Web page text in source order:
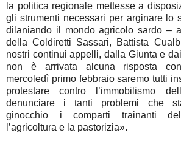
la politica regionale mettesse a
gli strumenti necessari per arginare lo
dilaniando il mondo agricolo sardo –
della Coldiretti Sassari, Battista
nostri continui appelli, dalla Giunta e
non è arrivata alcuna risposta
mercoledì primo febbraio saremo tutti
protestare contro l’immobilismo
denunciare i tanti problemi che
ginocchio i comparti trainanti
l’agricoltura e la pastorizia».